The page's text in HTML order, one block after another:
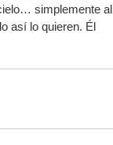
simplemente al
así lo quieren. Él